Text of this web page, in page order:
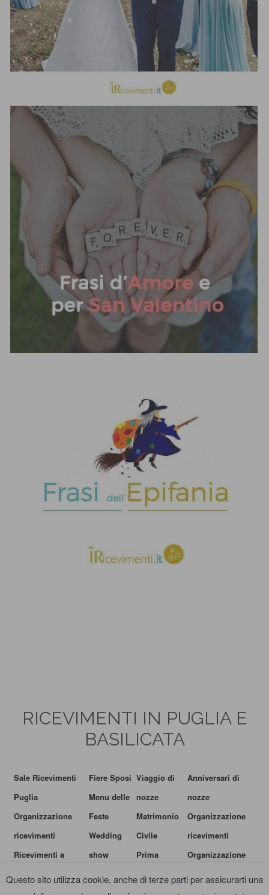
RICEVIMENTI IN PUGLIA E
BASILICATA
Sale Ricevimenti
Puglia
Organizzazione
ricevimenti
Ricevimenti a
Fiere Sposi
Menu delle
Feste
Wedding
show
Viaggio di
nozze
Matrimonio
Civile
Prima
Comunione
Anniversari di
nozze
Organizzazione
ricevimenti
Organizzazione
matrimonio
Questo sito utilizza cookie, anche di terze parti per assicurarti una